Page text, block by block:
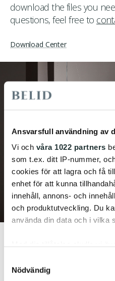
Ansvarsfull användning av
Vi och våra 1022 partners
som t.ex. ditt IP-nummer,
cookies för att lagra och få
enhet för att kunna
innehåll, annons- och
och produktutveckling. Du
använda din data och i vilka
som kan ha en
Nödvändig
download the files you
questions, feel free to
Download Center